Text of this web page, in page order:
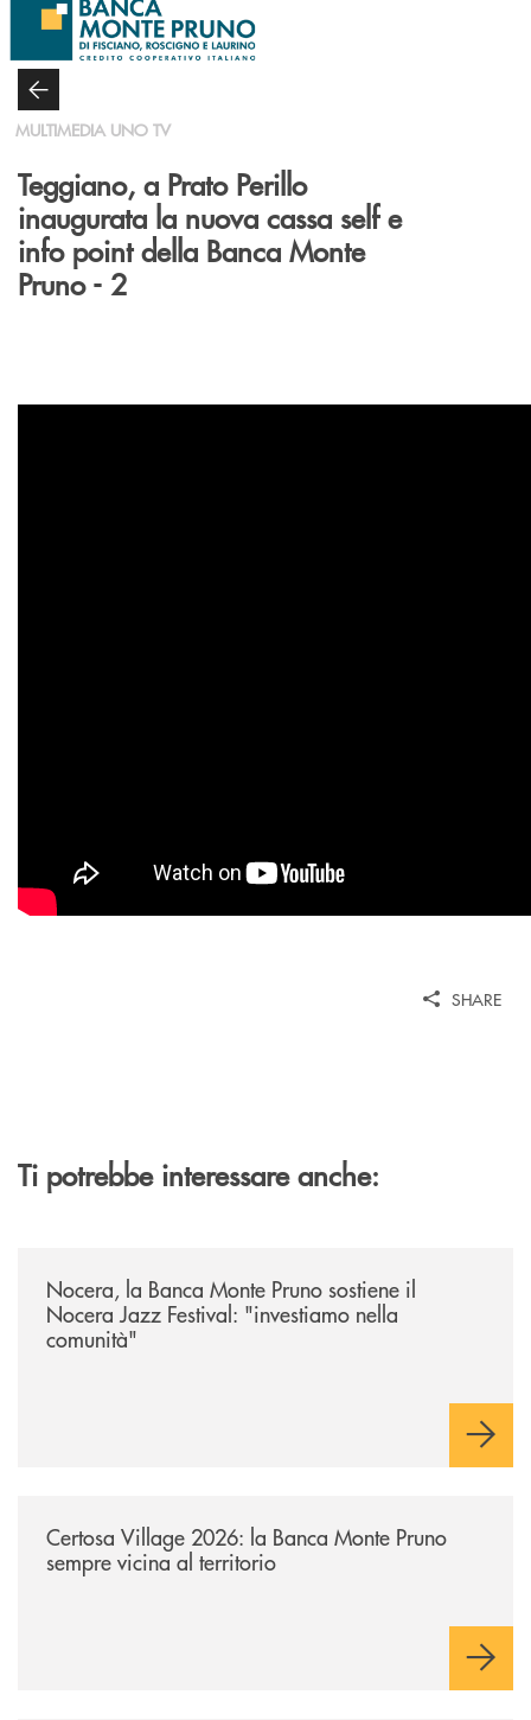
Salta al contenuto principale
MULTIMEDIA UNO TV
Teggiano, a Prato Perillo
inaugurata la nuova cassa self e
info point della Banca Monte
Pruno - 2
SHARE
Ti potrebbe interessare anche:
Nocera, la Banca Monte Pruno sostiene il
Nocera Jazz Festival: "investiamo nella
comunità"
Certosa Village 2026: la Banca Monte Pruno
sempre vicina al territorio